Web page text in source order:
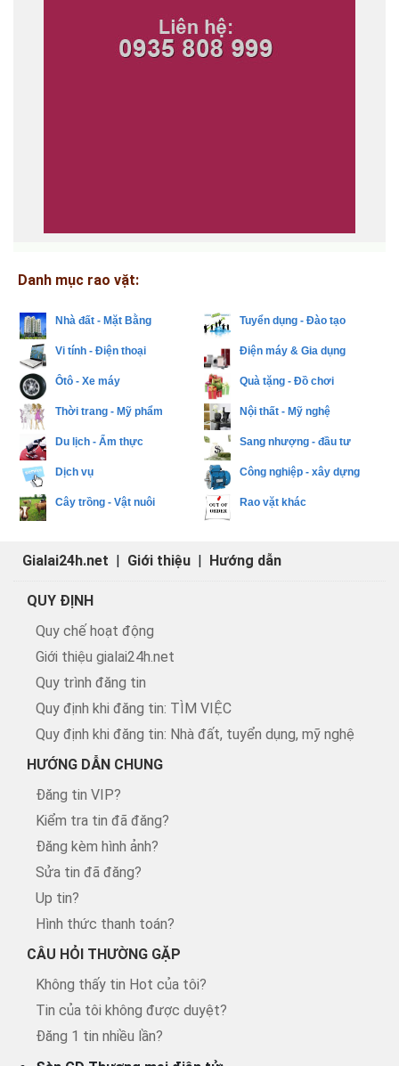
Danh mục rao vặt:
Nhà đất - Mặt Bằng Tuyển dụng - Đào tạo
Vi tính - Điện thoại Điện máy & Gia dụng
Ôtô - Xe máy Quà tặng - Đồ chơi
Thời trang - Mỹ phẩm Nội thất - Mỹ nghệ
Du lịch - Ẩm thực Sang nhượng - đầu tư
Dịch vụ Công nghiệp - xây dựng
Cây trồng - Vật nuôi Rao vặt khác
Gialai24h.net | Giới thiệu | Hướng dẫn
QUY ĐỊNH
Quy chế hoạt động
Giới thiệu gialai24h.net
Quy trình đăng tin
Quy định khi đăng tin: TÌM VIỆC
Quy định khi đăng tin: Nhà đất, tuyển dụng, mỹ nghệ
HƯỚNG DẪN CHUNG
Đăng tin VIP?
Kiểm tra tin đã đăng?
Đăng kèm hình ảnh?
Sửa tin đã đăng?
Up tin?
Hình thức thanh toán?
CÂU HỎI THƯỜNG GẶP
Không thấy tin Hot của tôi?
Tin của tôi không được duyệt?
Đăng 1 tin nhiều lần?